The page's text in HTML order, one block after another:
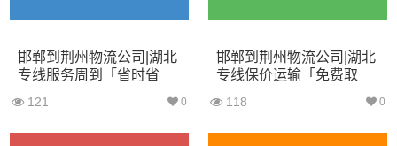
根据货物类型选择合适车型
（
吨 ）
邯郸到荆州物流公司|湖北
专线服务周到「省时省
121 0
邯郸到荆州物流公司|湖北
专线保价运输「免费取
118 0